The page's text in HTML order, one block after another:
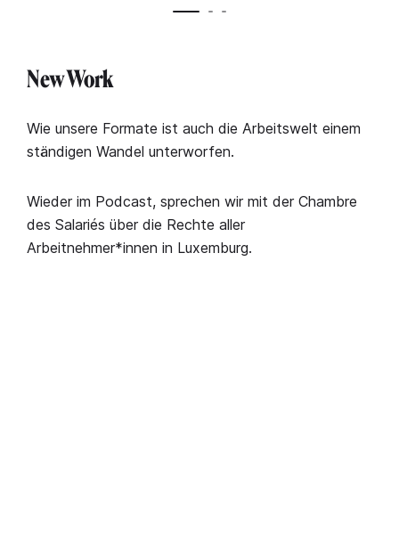
New Work
Wie unsere Formate ist auch die Arbeitswelt einem
ständigen Wandel unterworfen.
Wieder im Podcast, sprechen wir mit der Chambre
des Salariés über die Rechte aller
Arbeitnehmer*innen in Luxemburg.